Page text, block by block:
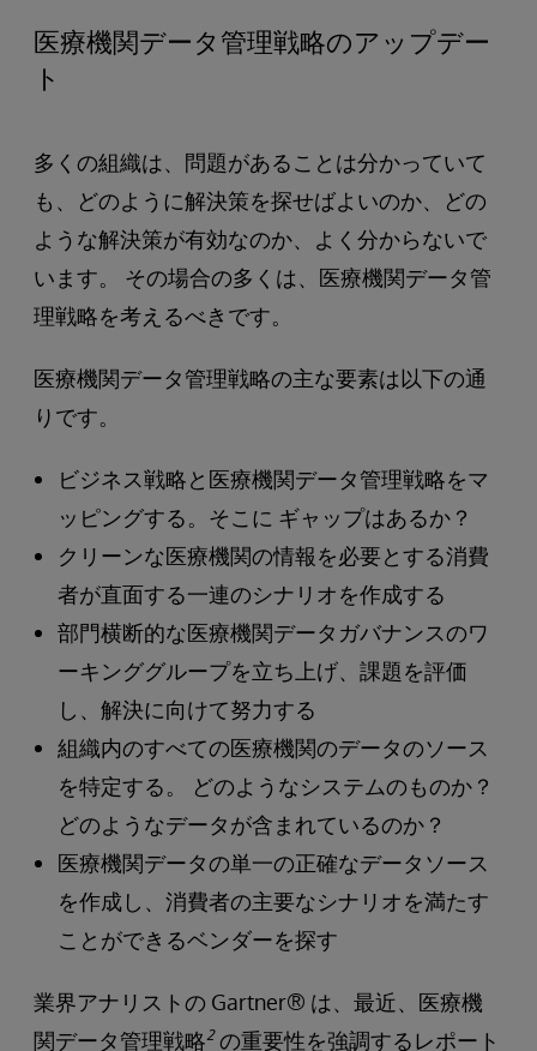
医療機関データ管理戦略のアップデー
ト
多くの組織は、問題があることは分かっていて
も、どのように解決策を探せばよいのか、どの
ような解決策が有効なのか、よく分からないで
います。 その場合の多くは、医療機関データ管
理戦略を考えるべきです。
医療機関データ管理戦略の主な要素は以下の通
りです。
ビジネス戦略と医療機関データ管理戦略をマ
ッピングする。そこに ギャップはあるか？
クリーンな医療機関の情報を必要とする消費
者が直面する一連のシナリオを作成する
部門横断的な医療機関データガバナンスのワ
ーキンググループを立ち上げ、課題を評価
し、解決に向けて努力する
組織内のすべての医療機関のデータのソース
を特定する。 どのようなシステムのものか？
どのようなデータが含まれているのか？
医療機関データの単一の正確なデータソース
を作成し、消費者の主要なシナリオを満たす
ことができるベンダーを探す
業界アナリストの Gartner® は、最近、医療機
関データ管理戦略2の重要性を強調するレポート